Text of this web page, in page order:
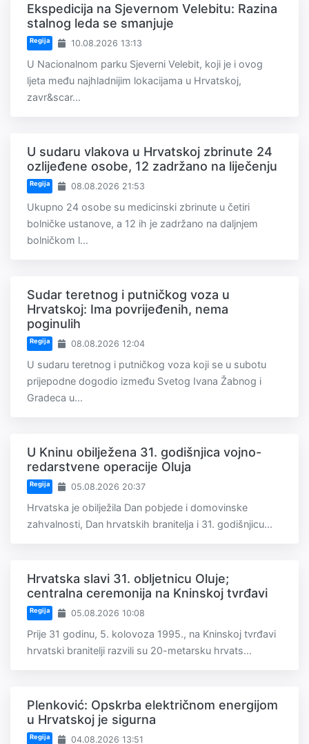
Ekspedicija na Sjevernom Velebitu: Razina
stalnog leda se smanjuje
Regija 10.08.2026 13:13
U Nacionalnom parku Sjeverni Velebit, koji je i ovog
ljeta među najhladnijim lokacijama u Hrvatskoj,
zavr&scar...
U sudaru vlakova u Hrvatskoj zbrinute 24
ozlijeđene osobe, 12 zadržano na liječenju
Regija 08.08.2026 21:53
Ukupno 24 osobe su medicinski zbrinute u četiri
bolničke ustanove, a 12 ih je zadržano na daljnjem
bolničkom l...
Sudar teretnog i putničkog voza u
Hrvatskoj: Ima povrijeđenih, nema
poginulih
Regija 08.08.2026 12:04
U sudaru teretnog i putničkog voza koji se u subotu
prijepodne dogodio između Svetog Ivana Žabnog i
Gradeca u...
U Kninu obilježena 31. godišnjica vojno-
redarstvene operacije Oluja
Regija 05.08.2026 20:37
Hrvatska je obilježila Dan pobjede i domovinske
zahvalnosti, Dan hrvatskih branitelja i 31. godišnjicu...
Hrvatska slavi 31. obljetnicu Oluje;
centralna ceremonija na Kninskoj tvrđavi
Regija 05.08.2026 10:08
Prije 31 godinu, 5. kolovoza 1995., na Kninskoj tvrđavi
hrvatski branitelji razvili su 20-metarsku hrvats...
Plenković: Opskrba električnom energijom
u Hrvatskoj je sigurna
Regija 04.08.2026 13:51